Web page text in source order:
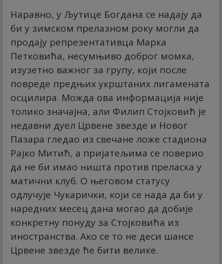
Наравно, у Љутице Богдана се надају да
би у зимском прелазном року могли да
продају репрезентативца Марка
Петковића, несумњиво доброг момка,
изузетно важног за групу, који после
повреде предњих укрштаних лигамената
осцилира. Можда ова информација није
толико значајна, али Филип Стојковић је
недавни дуел Црвене звезде и Новог
Пазара гледао из свечане ложе стадиона
Рајко Митић, а пријатељима се поверио
да не би имао ништа против преласка у
матични клуб. О његовом статусу
одлучује Чукарички, који се нада да би у
наредних месец дана могао да добије
конкретну понуду за Стојковића из
иностранства. Ако се то не деси шансе
Црвене звезде ће бити велике.